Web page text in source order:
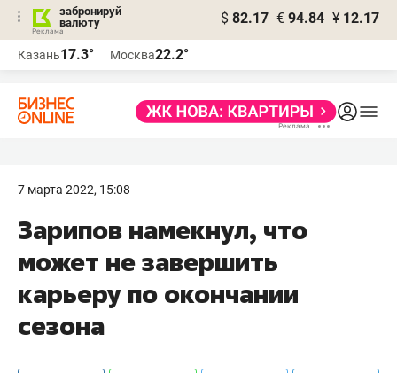
забронируй
валюту
$ 82.17 € 94.84 ¥ 12.17
Казань17.3° Москва22.2°
7 марта 2022, 15:08
Зарипов намекнул, что
может не завершить
карьеру по окончании
сезона